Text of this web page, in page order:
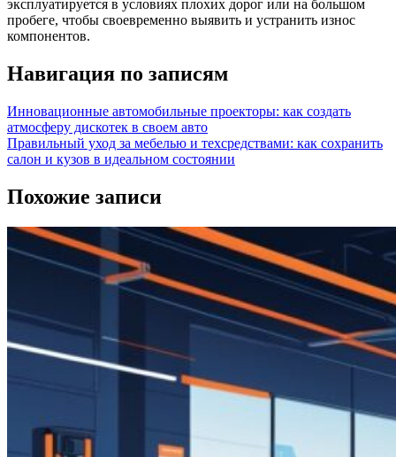
эксплуатируется в условиях плохих дорог или на большом
пробеге, чтобы своевременно выявить и устранить износ
компонентов.
Навигация по записям
Инновационные автомобильные проекторы: как создать
атмосферу дискотек в своем авто
Правильный уход за мебелью и техсредствами: как сохранить
салон и кузов в идеальном состоянии
Похожие записи